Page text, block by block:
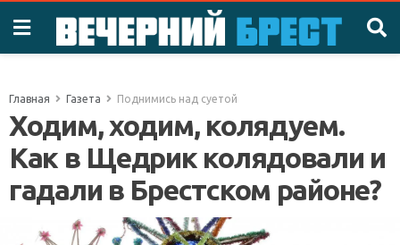
Главная Газета Поднимись над суетой
Ходим, ходим, колядуем.
Как в Щедрик колядовали и
гадали в Брестском районе?